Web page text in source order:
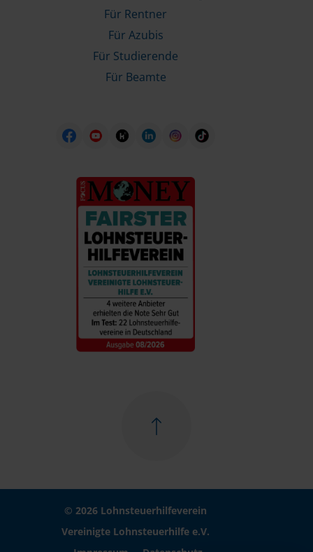
Für Rentner
Für Azubis
Für Studierende
Für Beamte
© 2026 Lohnsteuerhilfeverein
Vereinigte Lohnsteuerhilfe e.V.